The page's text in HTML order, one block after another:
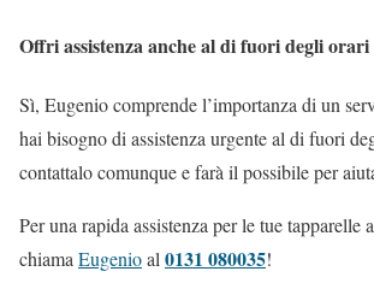
Offri assistenza anche al di fuori degli
Sì, Eugenio comprende l’importanza di un
hai bisogno di assistenza urgente al di fuori
contattalo comunque e farà il possibile per
Per una rapida assistenza per le tue tapparelle
chiamaEugenioal0131 080035!